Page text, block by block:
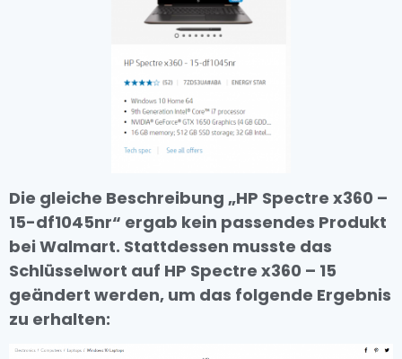
Die gleiche Beschreibung „HP Spectre x360 –
15-df1045nr“ ergab kein passendes Produkt
bei Walmart. Stattdessen musste das
Schlüsselwort auf HP Spectre x360 – 15
geändert werden, um das folgende Ergebnis
zu erhalten: